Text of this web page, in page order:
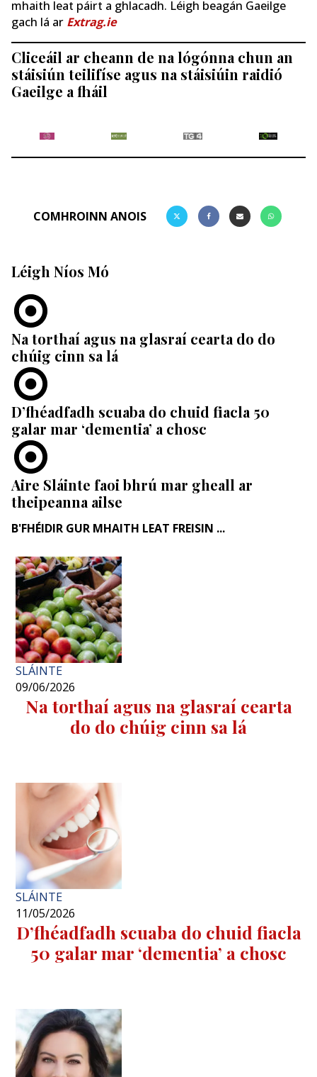
mhaith leat páirt a ghlacadh. Léigh beagán Gaeilge
gach lá ar Extrag.ie
Cliceáil ar cheann de na lógónna chun an
stáisiún teilifíse agus na stáisiúin raidió
Gaeilge a fháil
COMHROINN ANOIS
Léigh Níos Mó
Na torthaí agus na glasraí cearta do do
chúig cinn sa lá
D’fhéadfadh scuaba do chuid fiacla 50
galar mar ‘dementia’ a chosc
Aire Sláinte faoi bhrú mar gheall ar
theipeanna ailse
B'FHÉIDIR GUR MHAITH LEAT FREISIN ...
SLÁINTE
09/06/2026
Na torthaí agus na glasraí cearta
do do chúig cinn sa lá
SLÁINTE
11/05/2026
D’fhéadfadh scuaba do chuid fiacla
50 galar mar ‘dementia’ a chosc